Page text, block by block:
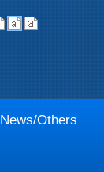
News/Others